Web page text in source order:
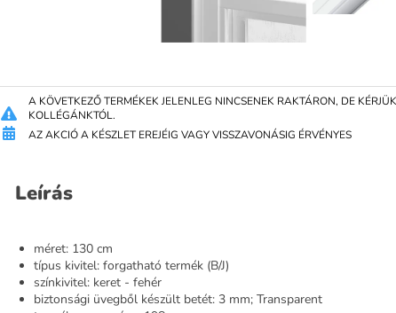
A KÖVETKEZŐ TERMÉKEK JELENLEG NINCSENEK RAKTÁRON, DE
KOLLÉGÁNKTÓL.
AZ AKCIÓ A KÉSZLET EREJÉIG VAGY VISSZAVONÁSIG ÉRVÉNYES
Leírás
méret: 130 cm
típus kivitel: forgatható termék (B/J)
színkivitel: keret - fehér
biztonsági üvegből készült betét: 3 mm; Transparent